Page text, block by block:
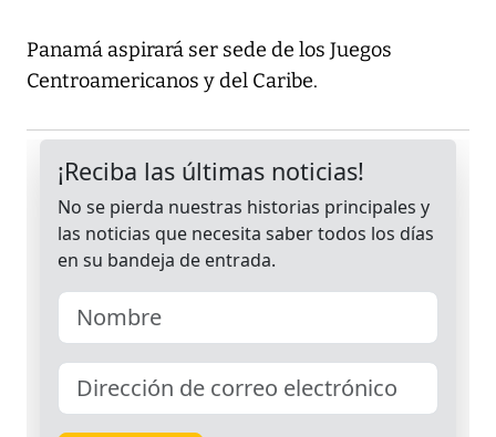
Panamá aspirará ser sede de los Juegos
Centroamericanos y del Caribe.